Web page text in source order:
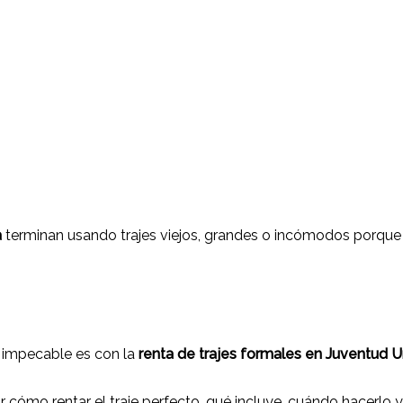
terminan usando trajes viejos, grandes o incómodos
es con la renta de trajes formales en Juventud